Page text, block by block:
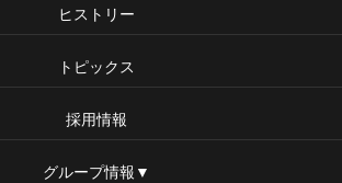
ヒストリー
トピックス
採用情報
グループ情報▼